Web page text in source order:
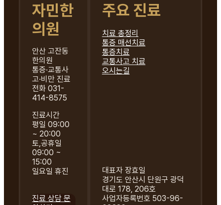
자민한
의원
안산 고잔동
한의원
통증·교통사
고·비만 진료
전화 031-
414-8575
진료시간
평일 09:00
~ 20:00
토,공휴일
09:00 ~
15:00
일요일 휴진
진료 상담 문
주요 진료
치료 총정리
통증 매선치료
통증치료
교통사고 치료
오시는길
대표자 장효일
경기도 안산시 단원구 광덕
대로 178, 206호
사업자등록번호 503-96-